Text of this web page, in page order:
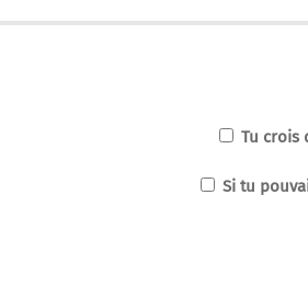
Tu crois
Si tu